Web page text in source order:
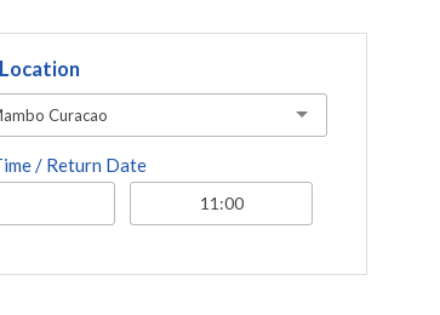
Curacao
/ Return Date